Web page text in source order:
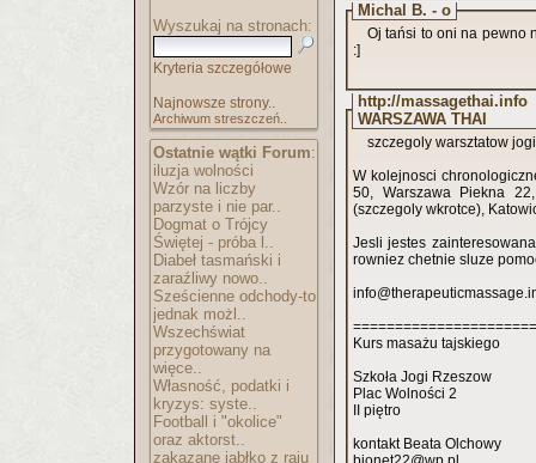
Wyszukaj na stronach:
Kryteria szczegółowe
Najnowsze strony..
Archiwum streszczeń..
Ostatnie wątki Forum:
iluzja wolności
Wzór na liczby
parzyste i nie par..
Dogmat o Trójcy
Świętej - próba l..
Diabeł tasmański i
zaraźliwy nowo..
Sześcienne odchody-to
jednak możl..
Wszechświat
przygotowany na
więce..
Własność, podatki i
kryzys: syste..
Football i "okolice"
oraz aktorst..
zakazane jabłko z raju
Michal B. - o
Oj tańsi to oni na pewno
:]
http://
WARSZAWA THAI
szczegoly warsztatow
W kolejnosci
50, Warszawa Piekna
(szczegoly wkrotce),
Jesli jestes
rowniez chetnie sluze
Kurs masażu tajskiego
Szkoła Jogi Rzeszow
Plac Wolności 2
II piętro
kontakt Beata Olchowy